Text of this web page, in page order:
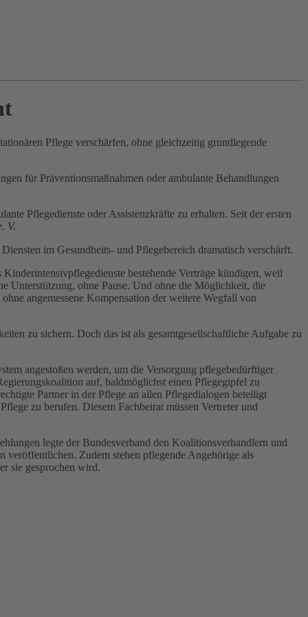
Pflege verschärfen, ohne gleichzeitig grundlegende
für Prä­ventionsmaßnahmen oder ambulante Behandlungen
Pflegedienste oder Assistenzkräfte zu erhalten. Seit der ersten
V.
im Gesundheits- und Pflegebereich dramatisch verschärft.
bestehende Verträge kündigen, weil
Unterstützung, ohne Pause. Und ohne die Möglichkeit, die
angemessene Kompensation der weitere Wegfall von
zu sichern. Doch das ist als gesamtgesellschaftliche Aufgabe zu
angestoßen werden, um die Versorgung pflegebedürftiger
auf, baldmöglichst einen Pflegegipfel zu
Partner in der Pflege an allen Pflegedialogen beteiligt
zu berufen. Diesem Fachbeirat müssen Vertreter und
legte der Bundesverband den Koalitionsverhandlern und
Zudem stehen pflegende Angehörige als
sie gesprochen wird.